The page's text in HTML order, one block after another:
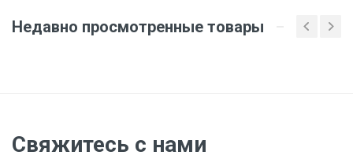
в сопроводительной документации к товару и
предоставляются по запросу покупателя
Недавно просмотренные товары
Свяжитесь с нами